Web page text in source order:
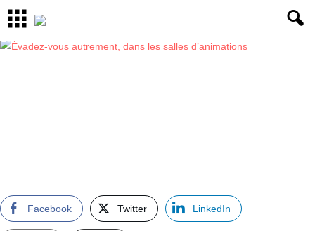
Facebook Twitter LinkedIn